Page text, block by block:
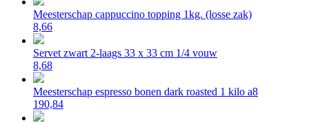
Meesterschap cappuccino topping 1kg. (losse zak)
8,66
Servet zwart 2-laags 33 x 33 cm 1/4 vouw
8,68
Meesterschap espresso bonen dark roasted 1 kilo a8
190,84